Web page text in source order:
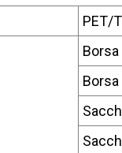
PET/